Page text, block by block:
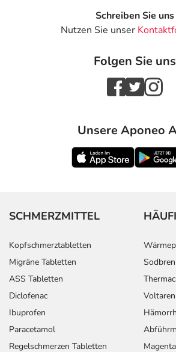
Schreiben Sie uns
Nutzen Sie unser
Folgen Sie uns
Unsere Aponeo
SCHMERZMITTEL
Kopfschmerztabletten
Migräne Tabletten
ASS Tabletten
Diclofenac
Ibuprofen
Paracetamol
Regelschmerzen Tabletten
Voltaren